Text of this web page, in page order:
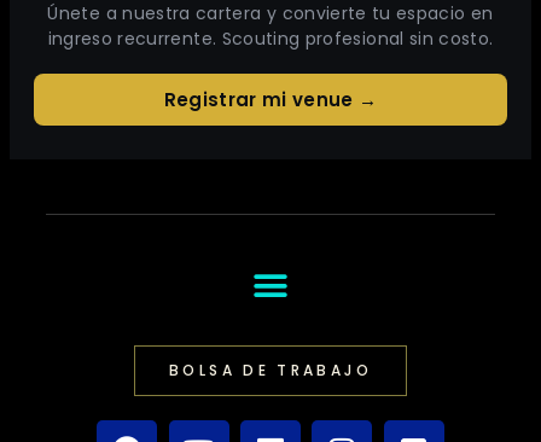
Únete a nuestra cartera y convierte tu espacio en
ingreso recurrente. Scouting profesional sin costo.
Registrar mi venue →
BOLSA DE TRABAJO